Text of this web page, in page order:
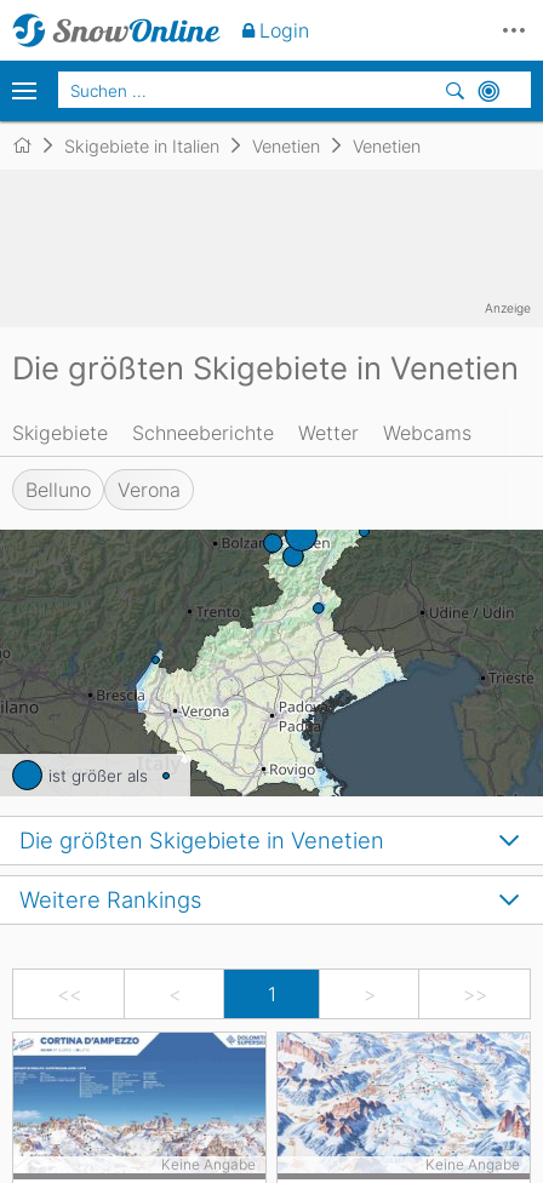
Skigebiete in Italien Venetien Venetien
Die größten Skigebiete in Venetien
Skigebiete Schneeberichte Wetter Webcams
Belluno Verona
ist größer als
<< < 1 > >>
Keine Angabe Keine Angabe
Weitere Rankings
Die größten Skigebiete in Venetien
Anzeige
Login